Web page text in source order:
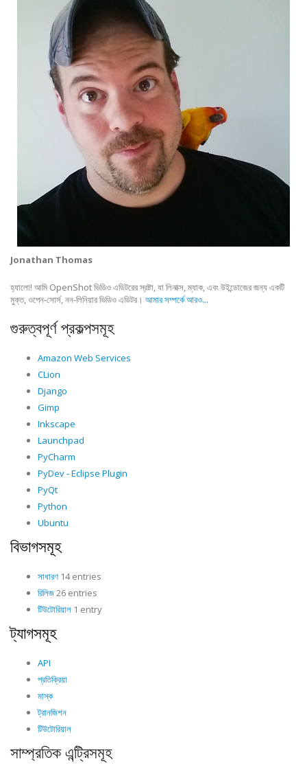
Jonathan Thomas
হ্যালো! আমি OpenShot ভিডিও এডিটরের স্রষ্টা, যা লিনাক্স, ম্যাক, এবং উইন্ডোজের জন্য একটি
মুক্ত, ওপেন-সোর্স, নন-লিনিয়ার ভিডিও এডিটর। আমার সম্পর্কে আরও...
গুরুত্বপূর্ণ প্রকল্পসমূহ
Amazon Web Services
CLion
Django
Gimp
Inkscape
Launchpad
PyCharm
PyDev - Eclipse Plugin
PyQt
Python
Ubuntu
বিভাগসমূহ
সাধারণ 14 entries
রিলিজ26 entries
টিউটোরিয়াল 1 entry
ট্যাগসমূহ
API
প্রতিক্রিয়া
মাস্ক
ট্রানজিশন
টিউটোরিয়াল
সাম্প্রতিক এন্ট্রিসমূহ